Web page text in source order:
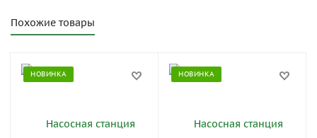
Похожие товары
НОВИНКА НОВИНКА